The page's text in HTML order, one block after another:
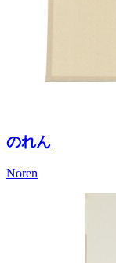
のれん
Noren